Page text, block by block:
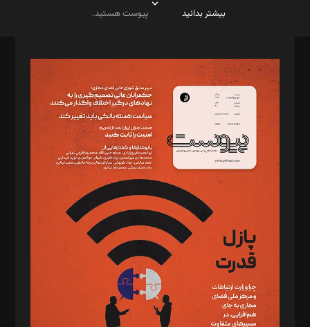
بیشتر بدانید
پیوست هستید.
مدیر مسئول: محمدباقر اثنی‌عشری
سردبیر: مهرک محمودی
دبیر تحریریه: میثم قاسمی
د‌بیر ناداستان: سمانه سمیع
د‌بیر خدمت و تجارت: ابوالفضل رجبی
د‌بیر حقوق فناوری: حسام‌الدین ایپکچی
د‌بیر پیوست جهان: مینا پاکدل
د‌بیر تحریریه آنلاین: بابک نقاش
تحریریه‌: مجتبی محمود‌ی، آرش برهمند، یسنا امان‌پور، سروش کرمیان،
مصطفی مسجدی آرانی، ابوالفضل رجبی، زهرا فکرانه، فائزه فتحی
رستمی،مصطفی باستان
ویرایش: نگار استاد‌‌آقا
طراح یونیفرم: مجید توکلی
فیلمبرداری و عکاسی: امیر شفیعی، مانی لطفی زاده